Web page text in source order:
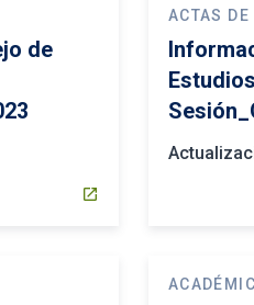
de
open_in_new
ACTAS